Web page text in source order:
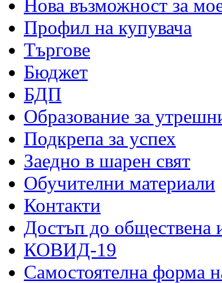
Нова възможност за
Профил на купувача
Търгове
Бюджет
БДП
Образование за
Подкрепа за успех
Заедно в шарен свят
Обучителни материали
Контакти
Достъп до обществена
КОВИД-19
Самостоятелна форма